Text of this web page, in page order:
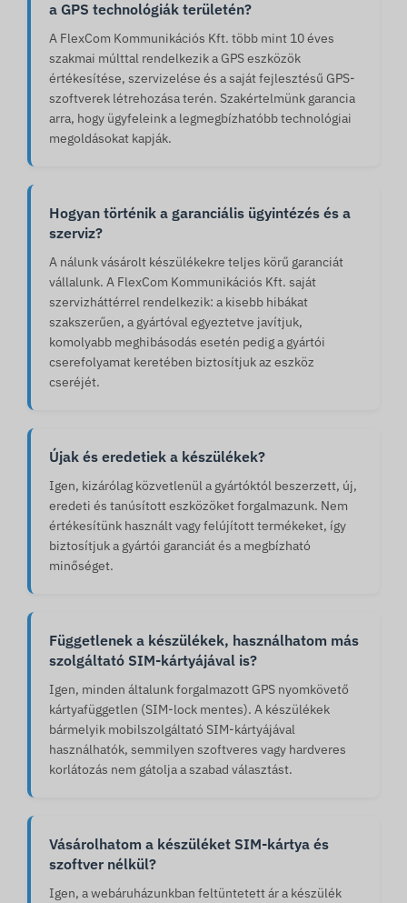
a GPS technológiák területén?
A FlexCom Kommunikációs Kft. több mint 10 éves
szakmai múlttal rendelkezik a GPS eszközök
értékesítése, szervizelése és a saját fejlesztésű GPS-
szoftverek létrehozása terén. Szakértelmünk garancia
arra, hogy ügyfeleink a legmegbízhatóbb technológiai
megoldásokat kapják.
Hogyan történik a garanciális ügyintézés és a
szerviz?
A nálunk vásárolt készülékekre teljes körű garanciát
vállalunk. A FlexCom Kommunikációs Kft. saját
szervizháttérrel rendelkezik: a kisebb hibákat
szakszerűen, a gyártóval egyeztetve javítjuk,
komolyabb meghibásodás esetén pedig a gyártói
cserefolyamat keretében biztosítjuk az eszköz
cseréjét.
Újak és eredetiek a készülékek?
Igen, kizárólag közvetlenül a gyártóktól beszerzett, új,
eredeti és tanúsított eszközöket forgalmazunk. Nem
értékesítünk használt vagy felújított termékeket, így
biztosítjuk a gyártói garanciát és a megbízható
minőséget.
Függetlenek a készülékek, használhatom más
szolgáltató SIM-kártyájával is?
Igen, minden általunk forgalmazott GPS nyomkövető
kártyafüggetlen (SIM-lock mentes). A készülékek
bármelyik mobilszolgáltató SIM-kártyájával
használhatók, semmilyen szoftveres vagy hardveres
korlátozás nem gátolja a szabad választást.
Vásárolhatom a készüléket SIM-kártya és
szoftver nélkül?
Igen, a webáruházunkban feltüntetett ár a készülék